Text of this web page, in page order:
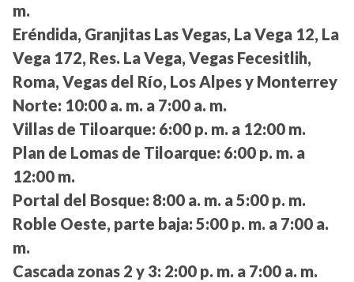
m.
Eréndida, Granjitas Las Vegas, La Vega 12, La
Vega 172, Res. La Vega, Vegas Fecesitlih,
Roma, Vegas del Río, Los Alpes y Monterrey
Norte: 10:00 a. m. a 7:00 a. m.
Villas de Tiloarque: 6:00 p. m. a 12:00 m.
Plan de Lomas de Tiloarque: 6:00 p. m. a
12:00 m.
Portal del Bosque: 8:00 a. m. a 5:00 p. m.
Roble Oeste, parte baja: 5:00 p. m. a 7:00 a.
m.
Cascada zonas 2 y 3: 2:00 p. m. a 7:00 a. m.